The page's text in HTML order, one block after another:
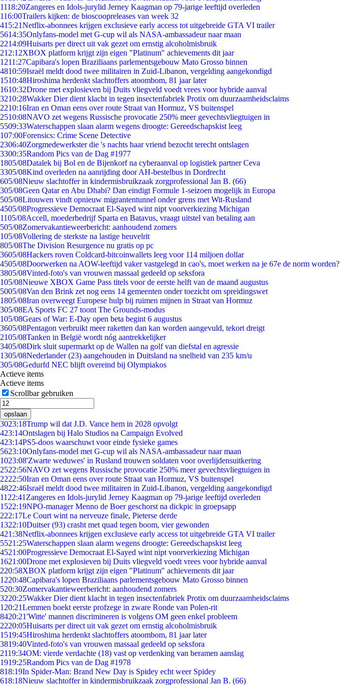
1118:20Zangeres en Idols-jurylid Jerney Kaagman op 79-jarige leeftijd overleden
116:00Trailers kijken: de bioscoopreleases van week 32
415:21Netflix-abonnees krijgen exclusieve early access tot uitgebreide GTA VI trailer
5614:35Onlyfans-model met G-cup wil als NASA-ambassadeur naar maan
2214:09Huisarts per direct uit vak gezet om ernstig alcoholmisbruik
212:12XBOX platform krijgt zijn eigen "Platinum" achievements dit jaar
1211:27Capibara's lopen Braziliaans parlementsgebouw Mato Grosso binnen
4810:59Israël meldt dood twee militairen in Zuid-Libanon, vergelding aangekondigd
1510:48Hiroshima herdenkt slachtoffers atoombom, 81 jaar later
1610:32Drone met explosieven bij Duits vliegveld voedt vrees voor hybride aanval
3210:28Wakker Dier dient klacht in tegen insectenfabriek Protix om duurzaamheidsclaims
2210:16Iran en Oman eens over route Straat van Hormuz, VS buitenspel
2510:08NAVO zet wegens Russische provocatie 250% meer gevechtsvliegtuigen in
5509:33Waterschappen slaan alarm wegens droogte: Gereedschapskist leeg
107:00Forensics: Crime Scene Detective
2306:40Zorgmedewerkster die 's nachts haar vriend bezocht terecht ontslagen
3300:35Random Pics van de Dag #1977
1805/08Datalek bij Bol en de Bijenkorf na cyberaanval op logistiek partner Ceva
3305/08Kind overleden na aanrijding door AH-bestelbus in Dordrecht
605/08Nieuw slachtoffer in kindermisbruikzaak zorgprofessional Jan B. (66)
305/08Geen Qatar en Abu Dhabi? Dan eindigt Formule 1-seizoen mogelijk in Europa
505/08Litouwen vindt opnieuw migrantentunnel onder grens met Wit-Rusland
4505/08Progressieve Democraat El-Sayed wint nipt voorverkiezing Michigan
1105/08Accell, moederbedrijf Sparta en Batavus, vraagt uitstel van betaling aan
505/08Zomervakantieweerbericht: aanhoudend zomers
105/08Vollering de sterkste na lastige heuvelrit
805/08The Division Resurgence nu gratis op pc
3605/08Hackers roven Coldcard-bitcoinwallets leeg voor 114 miljoen dollar
4505/08Doorwerken na AOW-leeftijd vaker vastgelegd in cao's, moet werken na je 67e de norm worden?
3805/08Vinted-foto's van vrouwen massaal gedeeld op seksfora
105/08Nieuwe XBOX Game Pass titels voor de eerste helft van de maand augustus
5005/08Van den Brink zet nog eens 14 gemeenten onder toezicht om spreidingswet
1805/08Iran overweegt Europese hulp bij ruimen mijnen in Straat van Hormuz
305/08EA Sports FC 27 toont The Grounds-modus
105/08Gears of War: E-Day open beta begint 6 augustus
3605/08Pentagon verbruikt meer raketten dan kan worden aangevuld, tekort dreigt
2105/08Tanken in België wordt nóg aantrekkelijker
3405/08Dirk sluit supermarkt op de Wallen na golf van diefstal en agressie
1305/08Nederlander (23) aangehouden in Duitsland na snelheid van 235 km/u
305/08Gedurfd NEC blijft overeind bij Olympiakos
Actieve items
Actieve items
Scrollbar gebruiken
opslaan
3023:18Trump wil dat J.D. Vance hem in 2028 opvolgt
423:14Ontslagen bij Halo Studios na Campaign Evolved
423:14PS5-doos waarschuwt voor einde fysieke games
5623:10Onlyfans-model met G-cup wil als NASA-ambassadeur naar maan
1023:08'Zwarte weduwes' in Rusland trouwen soldaten voor overlijdensuitkering
2522:56NAVO zet wegens Russische provocatie 250% meer gevechtsvliegtuigen in
2222:50Iran en Oman eens over route Straat van Hormuz, VS buitenspel
4822:46Israël meldt dood twee militairen in Zuid-Libanon, vergelding aangekondigd
11 22:41 Zangeres en Idols-jurylid Jerney Kaagman op 79-jarige leeftijd overleden
1522:19NPO-manager Menno de Boer geschorst na dickpic in groepsapp
222:17Le Court wint na nerveuze finale, Pieterse derde
1322:10Duitser (93) crasht met quad tegen boom, vier gewonden
421:38Netflix-abonnees krijgen exclusieve early access tot uitgebreide GTA VI trailer
5521:25Waterschappen slaan alarm wegens droogte: Gereedschapskist leeg
4521:00Progressieve Democraat El-Sayed wint nipt voorverkiezing Michigan
1621:00Drone met explosieven bij Duits vliegveld voedt vrees voor hybride aanval
220:58XBOX platform krijgt zijn eigen "Platinum" achievements dit jaar
1220:48Capibara's lopen Braziliaans parlementsgebouw Mato Grosso binnen
520:30Zomervakantieweerbericht: aanhoudend zomers
3220:25Wakker Dier dient klacht in tegen insectenfabriek Protix om duurzaamheidsclaims
1 20:21Lemmen boekt eerste profzege in zware Ronde van Polen-rit
8420:21'Witte' mannen discrimineren is volgens OM geen enkel probleem
2220:05Huisarts per direct uit vak gezet om ernstig alcoholmisbruik
1519:45Hiroshima herdenkt slachtoffers atoombom, 81 jaar later
3819:40Vinted-foto's van vrouwen massaal gedeeld op seksfora
2119:34OM: vierde verdachte (18) vast op verdenking van beramen aanslag
1919:25Random Pics van de Dag #1978
818:19In Spider-Man: Brand New Day is Spidey echt weer Spidey
618:18Nieuw slachtoffer in kindermisbruikzaak zorgprofessional Jan B. (66)